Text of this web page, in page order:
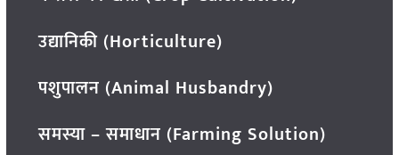
उद्यानिकी (Horticulture)
पशुपालन (Animal Husbandry)
समस्या – समाधान (Farming Solution)